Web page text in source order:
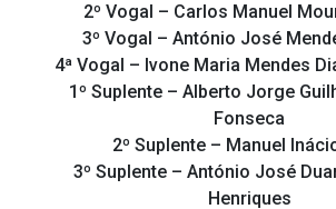
2º Vogal – Carlos Manuel
3º Vogal – António José
4ª Vogal – Ivone Maria Mendes
1º Suplente – Alberto Jorge
Fonseca
2º Suplente – Manuel
3º Suplente – António José
Henriques